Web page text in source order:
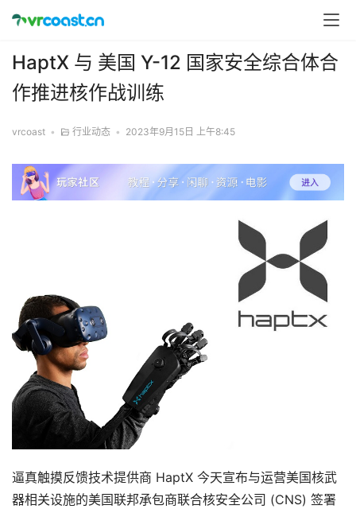
HaptX 与 美国 Y-12 国家安全综合体合
作推进核作战训练
vrcoast • 行业动态 • 2023年9月15日 上午8:45
逼真触摸反馈技术提供商 HaptX 今天宣布与运营美国核武
器相关设施的美国联邦承包商联合核安全公司 (CNS) 签署